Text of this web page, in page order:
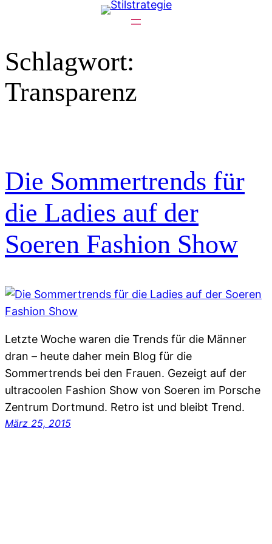
Schlagwort:
Transparenz
Die Sommertrends für
die Ladies auf der
Soeren Fashion Show
Letzte Woche waren die Trends für die Männer
dran – heute daher mein Blog für die
Sommertrends bei den Frauen. Gezeigt auf der
ultracoolen Fashion Show von Soeren im Porsche
Zentrum Dortmund. Retro ist und bleibt Trend.
März 25, 2015